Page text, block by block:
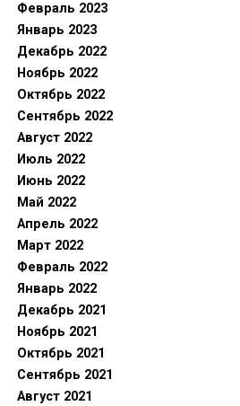
Февраль 2023
Январь 2023
Декабрь 2022
Ноябрь 2022
Октябрь 2022
Сентябрь 2022
Август 2022
Июль 2022
Июнь 2022
Май 2022
Апрель 2022
Март 2022
Февраль 2022
Январь 2022
Декабрь 2021
Ноябрь 2021
Октябрь 2021
Сентябрь 2021
Август 2021